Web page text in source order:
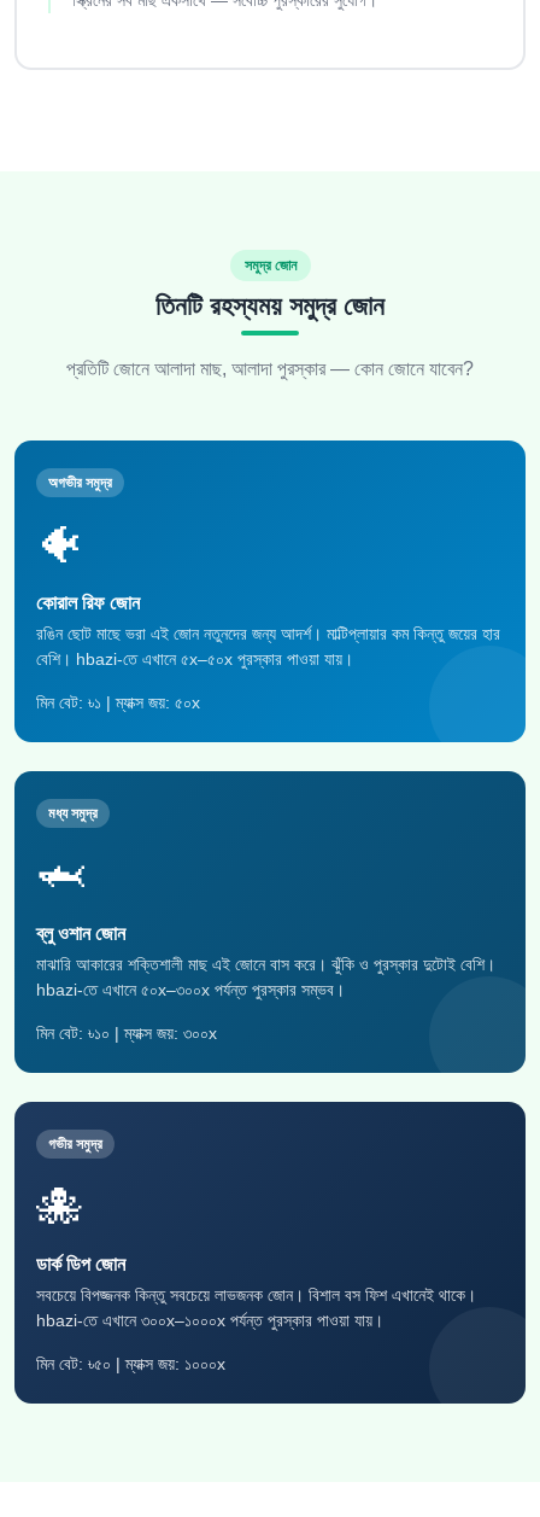
সমুদ্র জোন
তিনটি রহস্যময় সমুদ্র জোন
প্রতিটি জোনে আলাদা মাছ, আলাদা পুরস্কার — কোন জোনে যাবেন?
অগভীর সমুদ্র
🐠
কোরাল রিফ জোন
রঙিন ছোট মাছে ভরা এই জোন নতুনদের জন্য আদর্শ। মাল্টিপ্লায়ার কম কিন্তু জয়ের হার
বেশি। hbazi-তে এখানে ৫x–৫০x পুরস্কার পাওয়া যায়।
মিন বেট: ৳১ | ম্যাক্স জয়: ৫০x
মধ্য সমুদ্র
🦈
ব্লু ওশান জোন
মাঝারি আকারের শক্তিশালী মাছ এই জোনে বাস করে। ঝুঁকি ও পুরস্কার দুটোই বেশি।
hbazi-তে এখানে ৫০x–৩০০x পর্যন্ত পুরস্কার সম্ভব।
মিন বেট: ৳১০ | ম্যাক্স জয়: ৩০০x
গভীর সমুদ্র
🐙
ডার্ক ডিপ জোন
সবচেয়ে বিপজ্জনক কিন্তু সবচেয়ে লাভজনক জোন। বিশাল বস ফিশ এখানেই থাকে।
hbazi-তে এখানে ৩০০x–১০০০x পর্যন্ত পুরস্কার পাওয়া যায়।
মিন বেট: ৳৫০ | ম্যাক্স জয়: ১০০০x